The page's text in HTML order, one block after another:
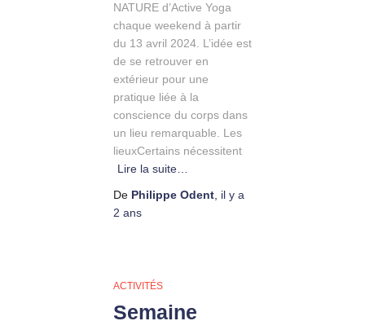
NATURE d’Active Yoga
chaque weekend à partir
du 13 avril 2024. L’idée est
de se retrouver en
extérieur pour une
pratique liée à la
conscience du corps dans
un lieu remarquable. Les
lieuxCertains nécessitent
Lire la suite…
De Philippe Odent, il y a
2 ans
ACTIVITÉS
Semaine